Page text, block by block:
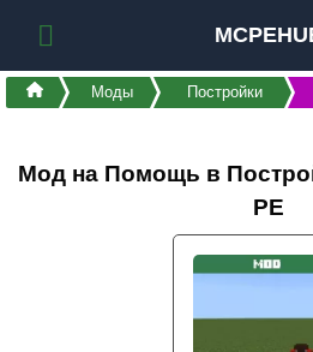
Моды Постройки
Мод на Помощь в
PE